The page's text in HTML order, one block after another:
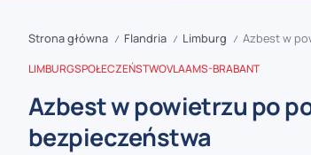
Strona główna / Flandria / Limburg / Azbest w
LIMBURGSPOŁECZEŃSTWOVLAAMS-BRABANT
Azbest w powietrzu po
bezpieczeństwa